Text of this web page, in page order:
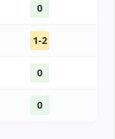
0
1-2
0
0